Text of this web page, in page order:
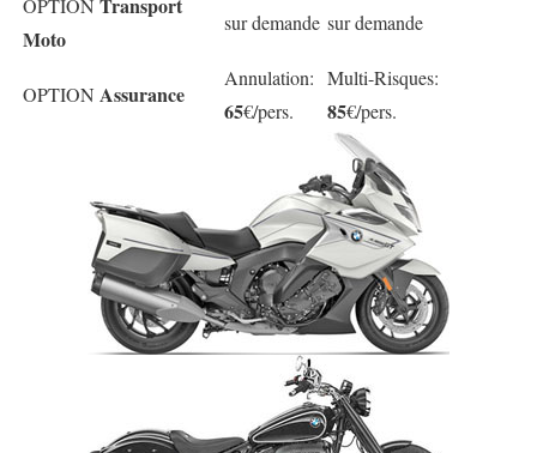
OPTION Transport
Moto
sur demande sur demande
OPTION Assurance
Annulation:
65€/pers.
Multi-Risques:
85€/pers.